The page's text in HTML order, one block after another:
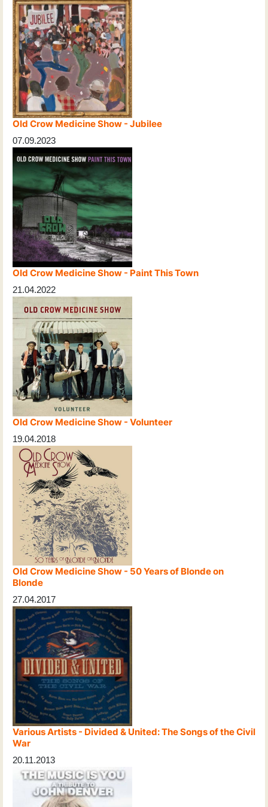
Old Crow Medicine Show - Jubilee
07.09.2023
Old Crow Medicine Show - Paint This Town
21.04.2022
Old Crow Medicine Show - Volunteer
19.04.2018
Old Crow Medicine Show - 50 Years of Blonde on
Blonde
27.04.2017
Various Artists - Divided & United: The Songs of the Civil
War
20.11.2013